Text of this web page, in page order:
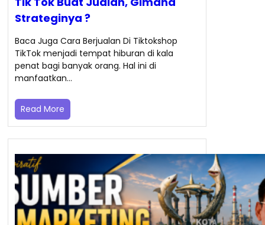
Strateginya ?
Baca Juga Cara Berjualan Di Tiktokshop
TikTok menjadi tempat hiburan di kala
penat bagi banyak orang. Hal ini di
manfaatkan…
Read More